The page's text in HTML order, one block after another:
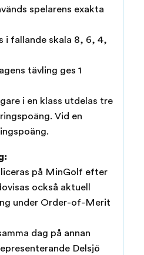
spelarens exakta
i fallande skala 8, 6, 4,
tävling ges 1
i en klass utdelas tre
Vid en
på MinGolf efter
också aktuell
under Order-of-Merit
dag på annan
Delsjö